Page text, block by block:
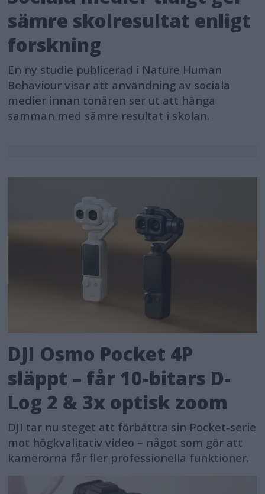
sämre skolresultat enligt
forskning
En ny studie publicerad i Nature Human
Behaviour visar att användning av sociala
medier innan tonåren ser ut att hänga
samman med sämre resultat i skolan.
DJI Osmo Pocket 4P
släppt – får 10-bitars D-
Log 2 & 3x optisk zoom
DJI tar nu steget att förbättra sin Pocket-serie
mot högkvalitativ video – något som gör att
kamerorna får fler professionella funktioner.